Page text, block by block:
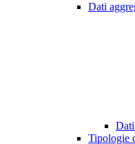
Dati
Tipologie